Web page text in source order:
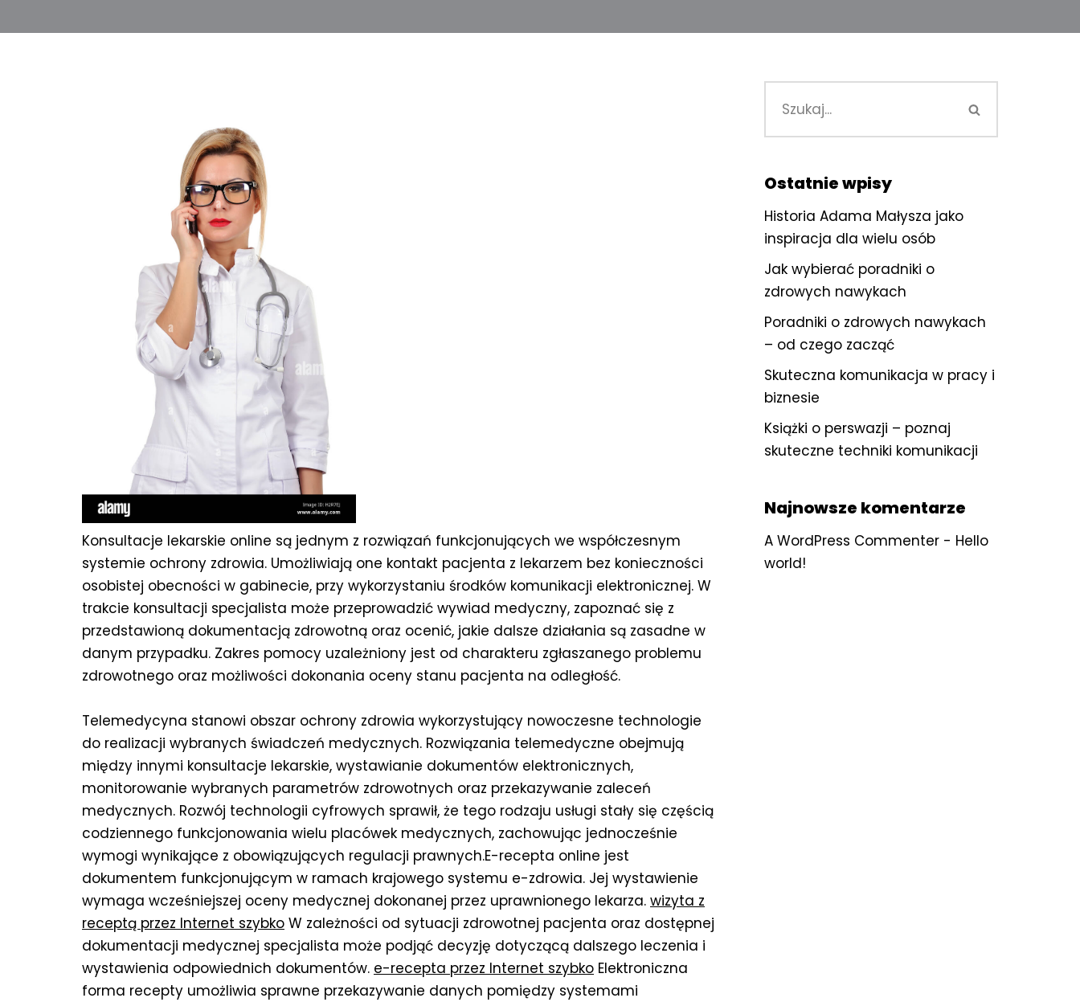
Konsultacje lekarskie online są jednym z rozwiązań funkcjonujących we współczesnym
systemie ochrony zdrowia. Umożliwiają one kontakt pacjenta z lekarzem bez konieczności
osobistej obecności w gabinecie, przy wykorzystaniu środków komunikacji elektronicznej. W
trakcie konsultacji specjalista może przeprowadzić wywiad medyczny, zapoznać się z
przedstawioną dokumentacją zdrowotną oraz ocenić, jakie dalsze działania są zasadne w
danym przypadku. Zakres pomocy uzależniony jest od charakteru zgłaszanego problemu
zdrowotnego oraz możliwości dokonania oceny stanu pacjenta na odległość.
Telemedycyna stanowi obszar ochrony zdrowia wykorzystujący nowoczesne technologie
do realizacji wybranych świadczeń medycznych. Rozwiązania telemedyczne obejmują
między innymi konsultacje lekarskie, wystawianie dokumentów elektronicznych,
monitorowanie wybranych parametrów zdrowotnych oraz przekazywanie zaleceń
medycznych. Rozwój technologii cyfrowych sprawił, że tego rodzaju usługi stały się częścią
codziennego funkcjonowania wielu placówek medycznych, zachowując jednocześnie
wymogi wynikające z obowiązujących regulacji prawnych.E-recepta online jest
dokumentem funkcjonującym w ramach krajowego systemu e-zdrowia. Jej wystawienie
wymaga wcześniejszej oceny medycznej dokonanej przez uprawnionego lekarza. wizyta z
receptą przez Internet szybko W zależności od sytuacji zdrowotnej pacjenta oraz dostępnej
dokumentacji medycznej specjalista może podjąć decyzję dotyczącą dalszego leczenia i
wystawienia odpowiednich dokumentów. e-recepta przez Internet szybko Elektroniczna
forma recepty umożliwia sprawne przekazywanie danych pomiędzy systemami
Ostatnie wpisy
Historia Adama Małysza jako
inspiracja dla wielu osób
Jak wybierać poradniki o
zdrowych nawykach
Poradniki o zdrowych nawykach
– od czego zacząć
Skuteczna komunikacja w pracy i
biznesie
Książki o perswazji – poznaj
skuteczne techniki komunikacji
Najnowsze komentarze
A WordPress Commenter - Hello
world!